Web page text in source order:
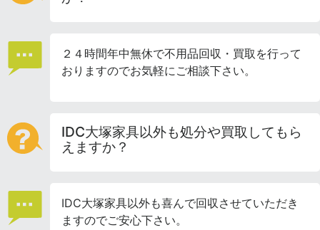
２４時間年中無休で不用品回収・買取を行って
おりますのでお気軽にご相談下さい。
IDC大塚家具以外も処分や買取してもら
えますか？
IDC大塚家具以外も喜んで回収させていただき
ますのでご安心下さい。